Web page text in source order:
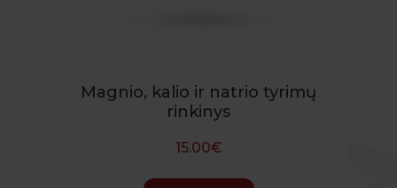
Magnio, kalio ir natrio tyrimų
rinkinys
15.00€